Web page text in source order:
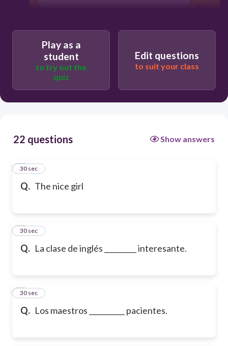
Play as a
student
to try out the
quiz
Edit questions
to suit your class
22 questions Show answers
Q. The nice girl
1
30 sec
Q. La clase de inglés _________ interesante.
2
30 sec
Q. Los maestros __________ pacientes.
3
30 sec